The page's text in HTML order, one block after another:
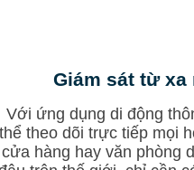
Giám sát từ xa
Với ứng dụng di động
thể theo dõi trực tiếp mọi
cửa hàng hay văn phòng